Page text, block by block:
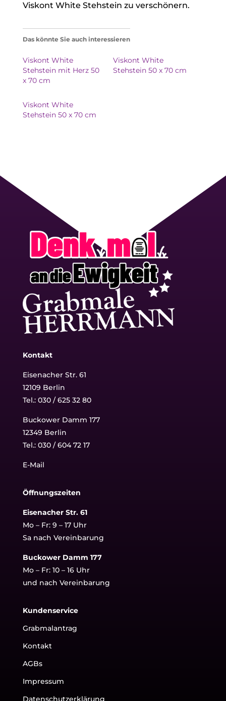
Viskont White Stehstein zu verschönern.
Das könnte Sie auch interessieren
Viskont White
Stehstein mit Herz 50
x 70 cm
Viskont White
Stehstein 50 x 70 cm
Viskont White
Stehstein 50 x 70 cm
Kontakt
Eisenacher Str. 61
12109 Berlin
Tel.: 030 / 625 32 80
Buckower Damm 177
12349 Berlin
Tel.: 030 / 604 72 17
E-Mail
Öffnungszeiten
Eisenacher Str. 61
Mo – Fr: 9 – 17 Uhr
Sa nach Vereinbarung
Buckower Damm 177
Mo – Fr: 10 – 16 Uhr
und nach Vereinbarung
Kundenservice
Grabmalantrag
Kontakt
AGBs
Impressum
Datenschutzerklärung